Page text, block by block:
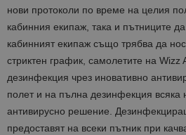
нови протоколи по време на целия
кабинния екипаж, така и пътниците
кабинният екипаж също трябва да
стриктен график, самолетите на Wizz
дезинфекция чрез иновативно
полет и на пълна дезинфекция
антивирусно решение.
предоставят на всеки пътник при